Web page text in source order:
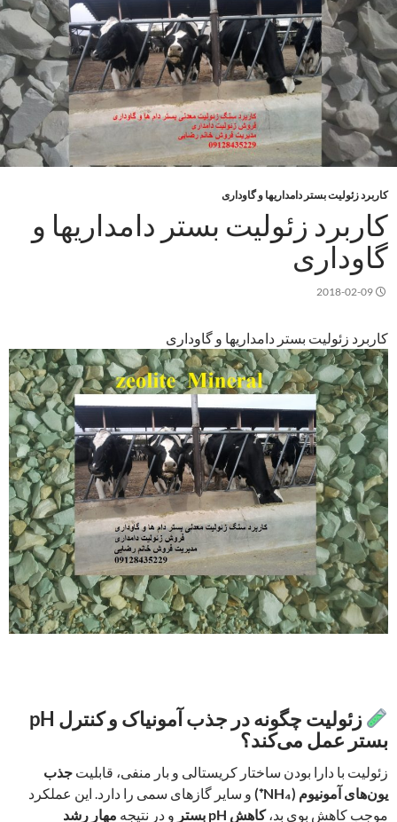
کاربرد زئولیت بستر دامداریها و گاوداری
کاربرد زئولیت بستر دامداریها و
گاوداری
2018-02-09
کاربرد زئولیت بستر دامداریها و گاوداری
زئولیت چگونه در جذب آمونیاک و کنترل pH
بستر عمل می‌کند؟
زئولیت با دارا بودن ساختار کریستالی و بار منفی، قابلیت جذب
یون‌های آمونیوم (NH₄⁺)
و سایر گازهای سمی را دارد. این عملکرد
موجب کاهش بوی بد،کاهش pH بستر و در نتیجه مهار رشد